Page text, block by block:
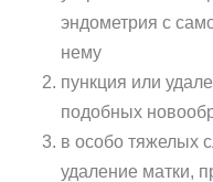
эндометрия с
нему
пункция или
подобных
в особо тяжелых
удаление матки,